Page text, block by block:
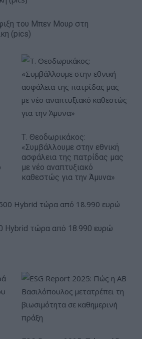
του Μπεν Μουρ στη
(pics)
Τ. Θεοδωρικάκος:
«Συμβάλλουμε στην εθνική
ασφάλεια της πατρίδας μας
με νέο αναπτυξιακό
καθεστώς για την Άμυνα»
Hybrid τώρα από 18.990 ευρώ